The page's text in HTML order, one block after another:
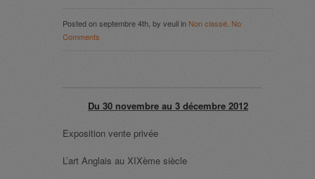
Posted on septembre 4th, by veuil in Non classé No
Comments
Du 30 novembre au 3 décembre 2012
Exposition vente privée
L’art Anglais au XIXème siècle